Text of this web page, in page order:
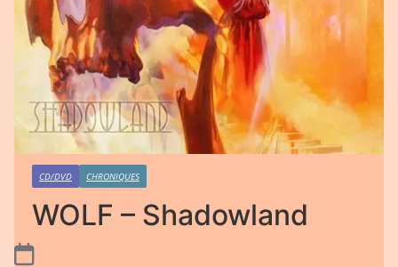
CD/DVD CHRONIQUES
WOLF – Shadowland